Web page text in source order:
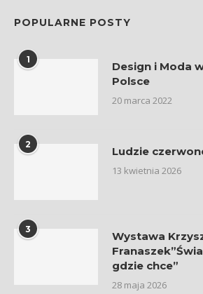
POPULARNE POSTY
1
Design i Moda
Polsce
20 marca 2022
2 Ludzie
13 kwietnia 2026
3
Wystawa
gdzie chce”
28 maja 2026